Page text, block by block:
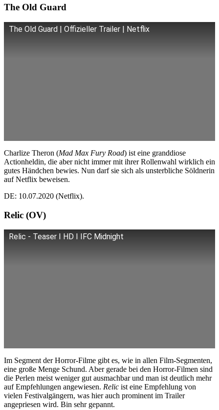
The Old Guard
The Old Guard | Offizieller Trailer | Netflix
Charlize Theron (Mad Max Fury Road) ist eine granddiose
Actionheldin, die aber nicht immer mit ihrer Rollenwahl wirklich ein
gutes Händchen bewies. Nun darf sie sich als unsterbliche Söldnerin
auf Netflix beweisen.
DE: 10.07.2020 (Netflix).
Relic (OV)
Relic - Teaser I HD I IFC Midnight
Im Segment der Horror-Filme gibt es, wie in allen Film-Segmenten,
eine große Menge Schund. Aber gerade bei den Horror-Filmen sind
die Perlen meist weniger gut ausmachbar und man ist deutlich mehr
auf Empfehlungen angewiesen. Relic ist eine Empfehlung von
vielen Festivalgängern, was hier auch prominent im Trailer
angepriesen wird. Bin sehr gepannt.